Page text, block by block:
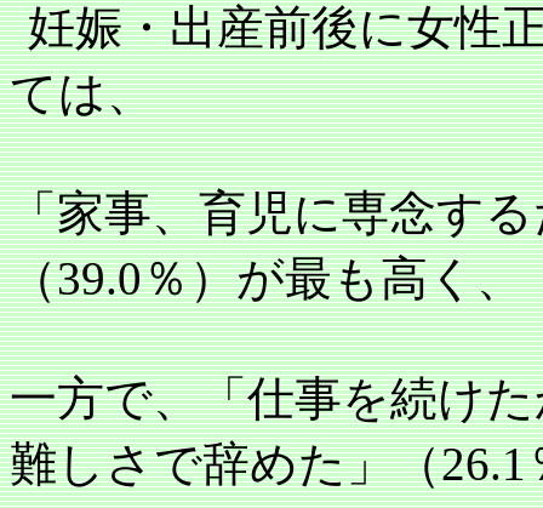
妊娠・出産前後に女性
ては、
「家事、育児に専念す
（39.0％）が最も高く、
一方で、「仕事を続け
難しさで辞めた」（26.1